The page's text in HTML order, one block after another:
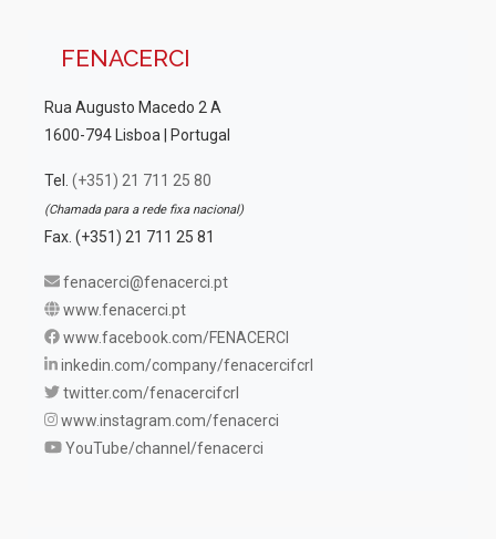
FENACERCI
Rua Augusto Macedo 2 A
1600-794 Lisboa | Portugal
Tel. (+351) 21 711 25 80
(Chamada para a rede fixa nacional)
Fax. (+351) 21 711 25 81
fenacerci@fenacerci.pt
www.fenacerci.pt
www.facebook.com/FENACERCI
inkedin.com/company/fenacercifcrl
twitter.com/fenacercifcrl
www.instagram.com/fenacerci
YouTube/channel/fenacerci